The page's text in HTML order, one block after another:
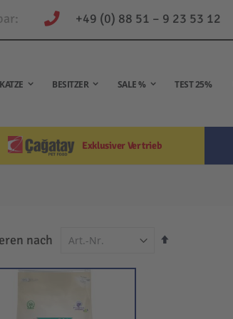
+49 (0) 88 51 – 9 23 53 12
KATZE BESITZER SALE % TEST 25%
Exklusiver Vertrieb
nach
In